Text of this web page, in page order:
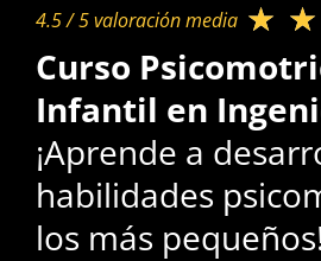
4.5 / 5 valoración media​ ★ ★
Curso
Infantil en
¡Aprende a
habilidades
los más